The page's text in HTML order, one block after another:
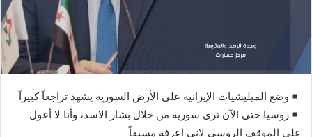
وضع الميليشيات الإيرانية على الأرض السورية يشهد تراجعاً كبيراً
روسيا حتى الآن ترى سورية من خلال بشار الاسد، وأنا لا أعول
على الموقف الروسي لاني اعرفه مسبقاً